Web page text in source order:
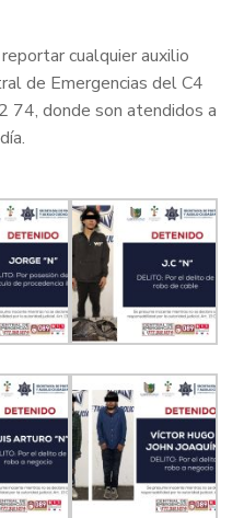
cualquier auxilio
de Emergencias del C4
74, donde son atendidos a